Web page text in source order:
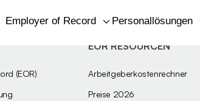
Employer of Record Personallösungen
(EOR)
EOR RESOURCEN
Arbeitgeberkostenrechner
Preise 2026